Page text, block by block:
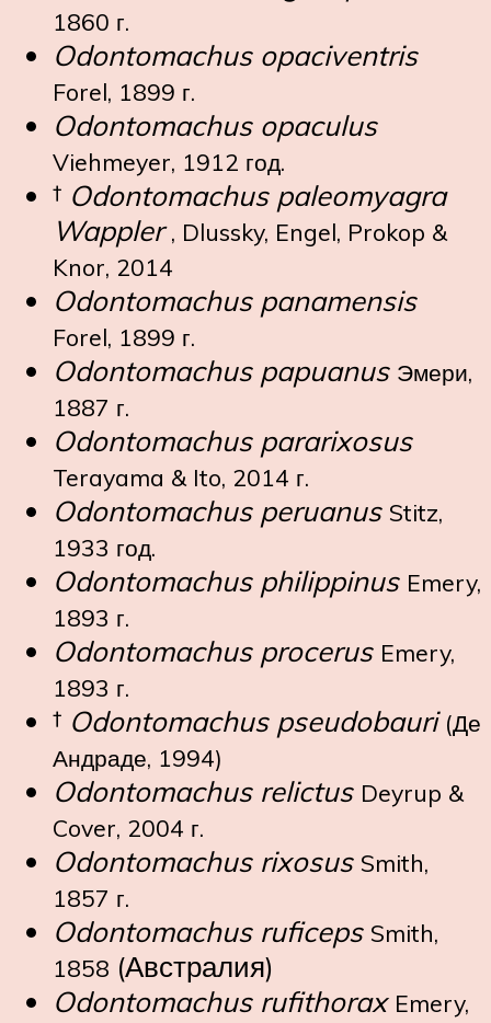
1860 г.
Odontomachus opaciventris
Forel, 1899 г.
Odontomachus opaculus
Viehmeyer, 1912 год.
† Odontomachus paleomyagra
Wappler, Dlussky, Engel, Prokop &
Knor, 2014
Odontomachus panamensis
Forel, 1899 г.
Odontomachus papuanus Эмери,
1887 г.
Odontomachus pararixosus
Terayama & Ito, 2014 г.
Odontomachus peruanus Stitz,
1933 год.
Odontomachus philippinus Emery,
1893 г.
Odontomachus procerus Emery,
1893 г.
† Odontomachus pseudobauri (Де
Андраде, 1994)
Odontomachus relictus Deyrup &
Cover, 2004 г.
Odontomachus rixosus Smith,
1857 г.
Odontomachus ruficeps Smith,
1858 (Австралия)
Odontomachus rufithorax Emery,